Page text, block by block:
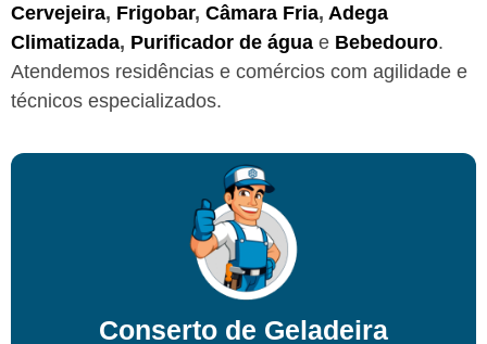
Cervejeira, Frigobar, Câmara Fria, Adega
Climatizada, Purificador de água e Bebedouro.
Atendemos residências e comércios com agilidade e
técnicos especializados.
Conserto de Geladeira